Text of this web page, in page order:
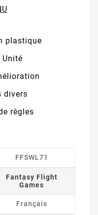
plastique
Unité
divers
règles
FFSWL71
Fantasy Flight
Games
Français